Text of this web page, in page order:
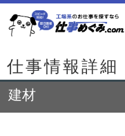
仕事情報詳細
建材